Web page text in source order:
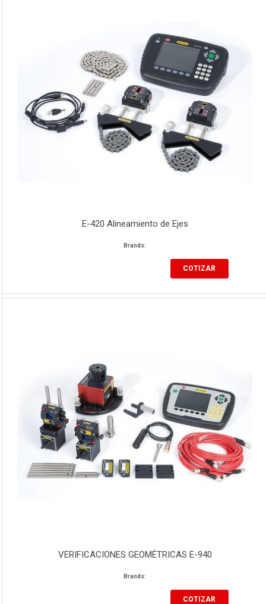
E-420 Alineamiento de Ejes
Brands:
COTIZAR
VERIFICACIONES GEOMÉTRICAS E-940
Brands:
COTIZAR